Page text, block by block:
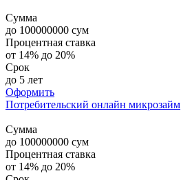
Сумма
до 100000000 сум
Процентная ставка
от 14% до 20%
Срок
до 5 лет
Оформить
Потребительский онлайн микрозайм
Сумма
до 100000000 сум
Процентная ставка
от 14% до 20%